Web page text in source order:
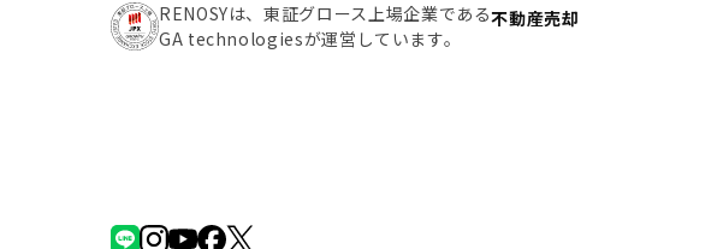
RENOSYは、東証グロース上場企業である
GA technologiesが運営しています。
不動産売却